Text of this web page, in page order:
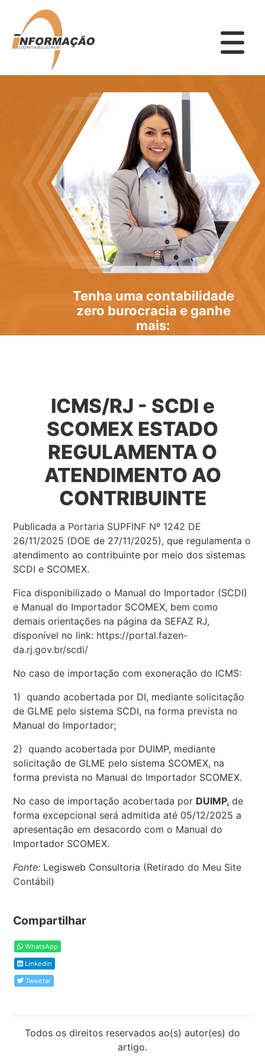
Tenha uma contabilidade
zero burocracia e ganhe
mais:
ICMS/RJ - SCDI e
SCOMEX ESTADO
REGULAMENTA O
ATENDIMENTO AO
CONTRIBUINTE
Publicada a Portaria SUPFINF Nº 1242 DE
26/11/2025 (DOE de 27/11/2025), que regulamenta o
atendimento ao contribuinte por meio dos sistemas
SCDI e SCOMEX.
Fica disponibilizado o Manual do Importador (SCDI)
e Manual do Importador SCOMEX, bem como
demais orientações na página da SEFAZ RJ,
disponível no link: https://portal.fazen-
da.rj.gov.br/scdi/
No caso de importação com exoneração do ICMS:
1) quando acobertada por DI, mediante solicitação
de GLME pelo sistema SCDI, na forma prevista no
Manual do Importador;
2) quando acobertada por DUIMP, mediante
solicitação de GLME pelo sistema SCOMEX, na
forma prevista no Manual do Importador SCOMEX.
No caso de importação acobertada por DUIMP,de
forma excepcional será admitida até 05/12/2025 a
apresentação em desacordo com o Manual do
Importador SCOMEX.
Fonte: Legisweb Consultoria (Retirado do Meu Site
Contábil)
Compartilhar
WhatsApp
Linkedin
Tweetar
Todos os direitos reservados ao(s) autor(es) do
artigo.